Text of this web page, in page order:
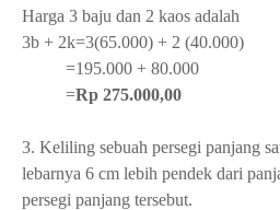
Harga 3 baju dan 2 kaos adalah
3b + 2k=3(65.000) + 2 (40.000)
=195.000 + 80.000
=Rp 275.000,00
3. Keliling sebuah persegi panjang
lebarnya 6 cm lebih pendek dari
persegi panjang tersebut.